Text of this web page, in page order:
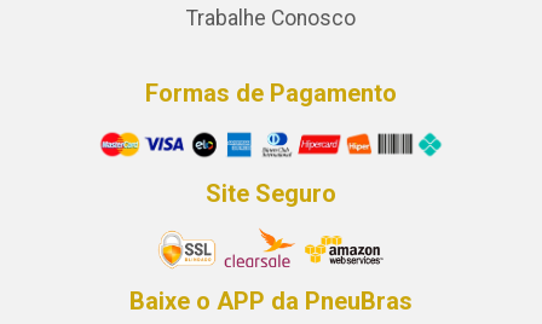
Trabalhe Conosco
Formas de Pagamento
Site Seguro
Baixe o APP da PneuBras